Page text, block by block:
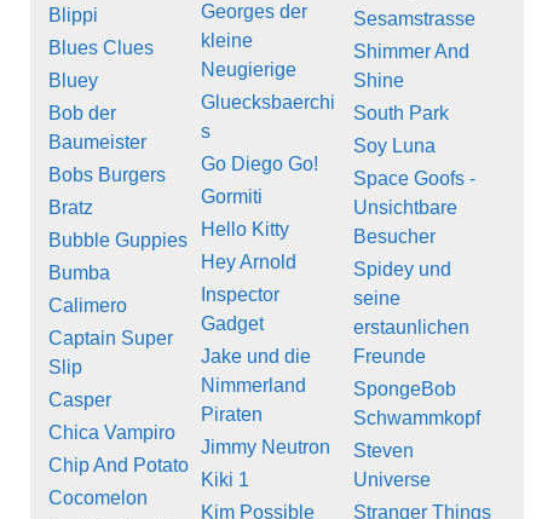
Blippi
Blues Clues
Bluey
Bob der
Baumeister
Bobs Burgers
Bratz
Bubble Guppies
Bumba
Calimero
Captain Super
Slip
Casper
Chica Vampiro
Chip And Potato
Cocomelon
Georges der
kleine
Neugierige
Gluecksbaerchi
s
Go Diego Go!
Gormiti
Hello Kitty
Hey Arnold
Inspector
Gadget
Jake und die
Nimmerland
Piraten
Jimmy Neutron
Kiki 1
Kim Possible
Sesamstrasse
Shimmer And
Shine
South Park
Soy Luna
Space Goofs -
Unsichtbare
Besucher
Spidey und
seine
erstaunlichen
Freunde
SpongeBob
Schwammkopf
Steven
Universe
Stranger Things